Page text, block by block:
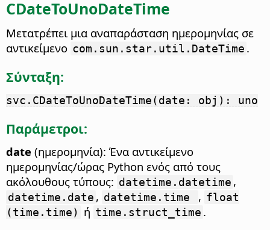
CDateToUnoDateTime
Μετατρέπει μια αναπαράσταση ημερομηνίας σε
αντικείμενο com.sun.star.util.DateTime .
Σύνταξη:
svc.CDateToUnoDateTime(date: obj): uno
Παράμετροι:
date (ημερομηνία): Ένα αντικείμενο
ημερομηνίας/ώρας Python ενός από τους
ακόλουθους τύπους: datetime.datetime ,
datetime.date , datetime.time , float
(time.time)
ή time.struct_time .